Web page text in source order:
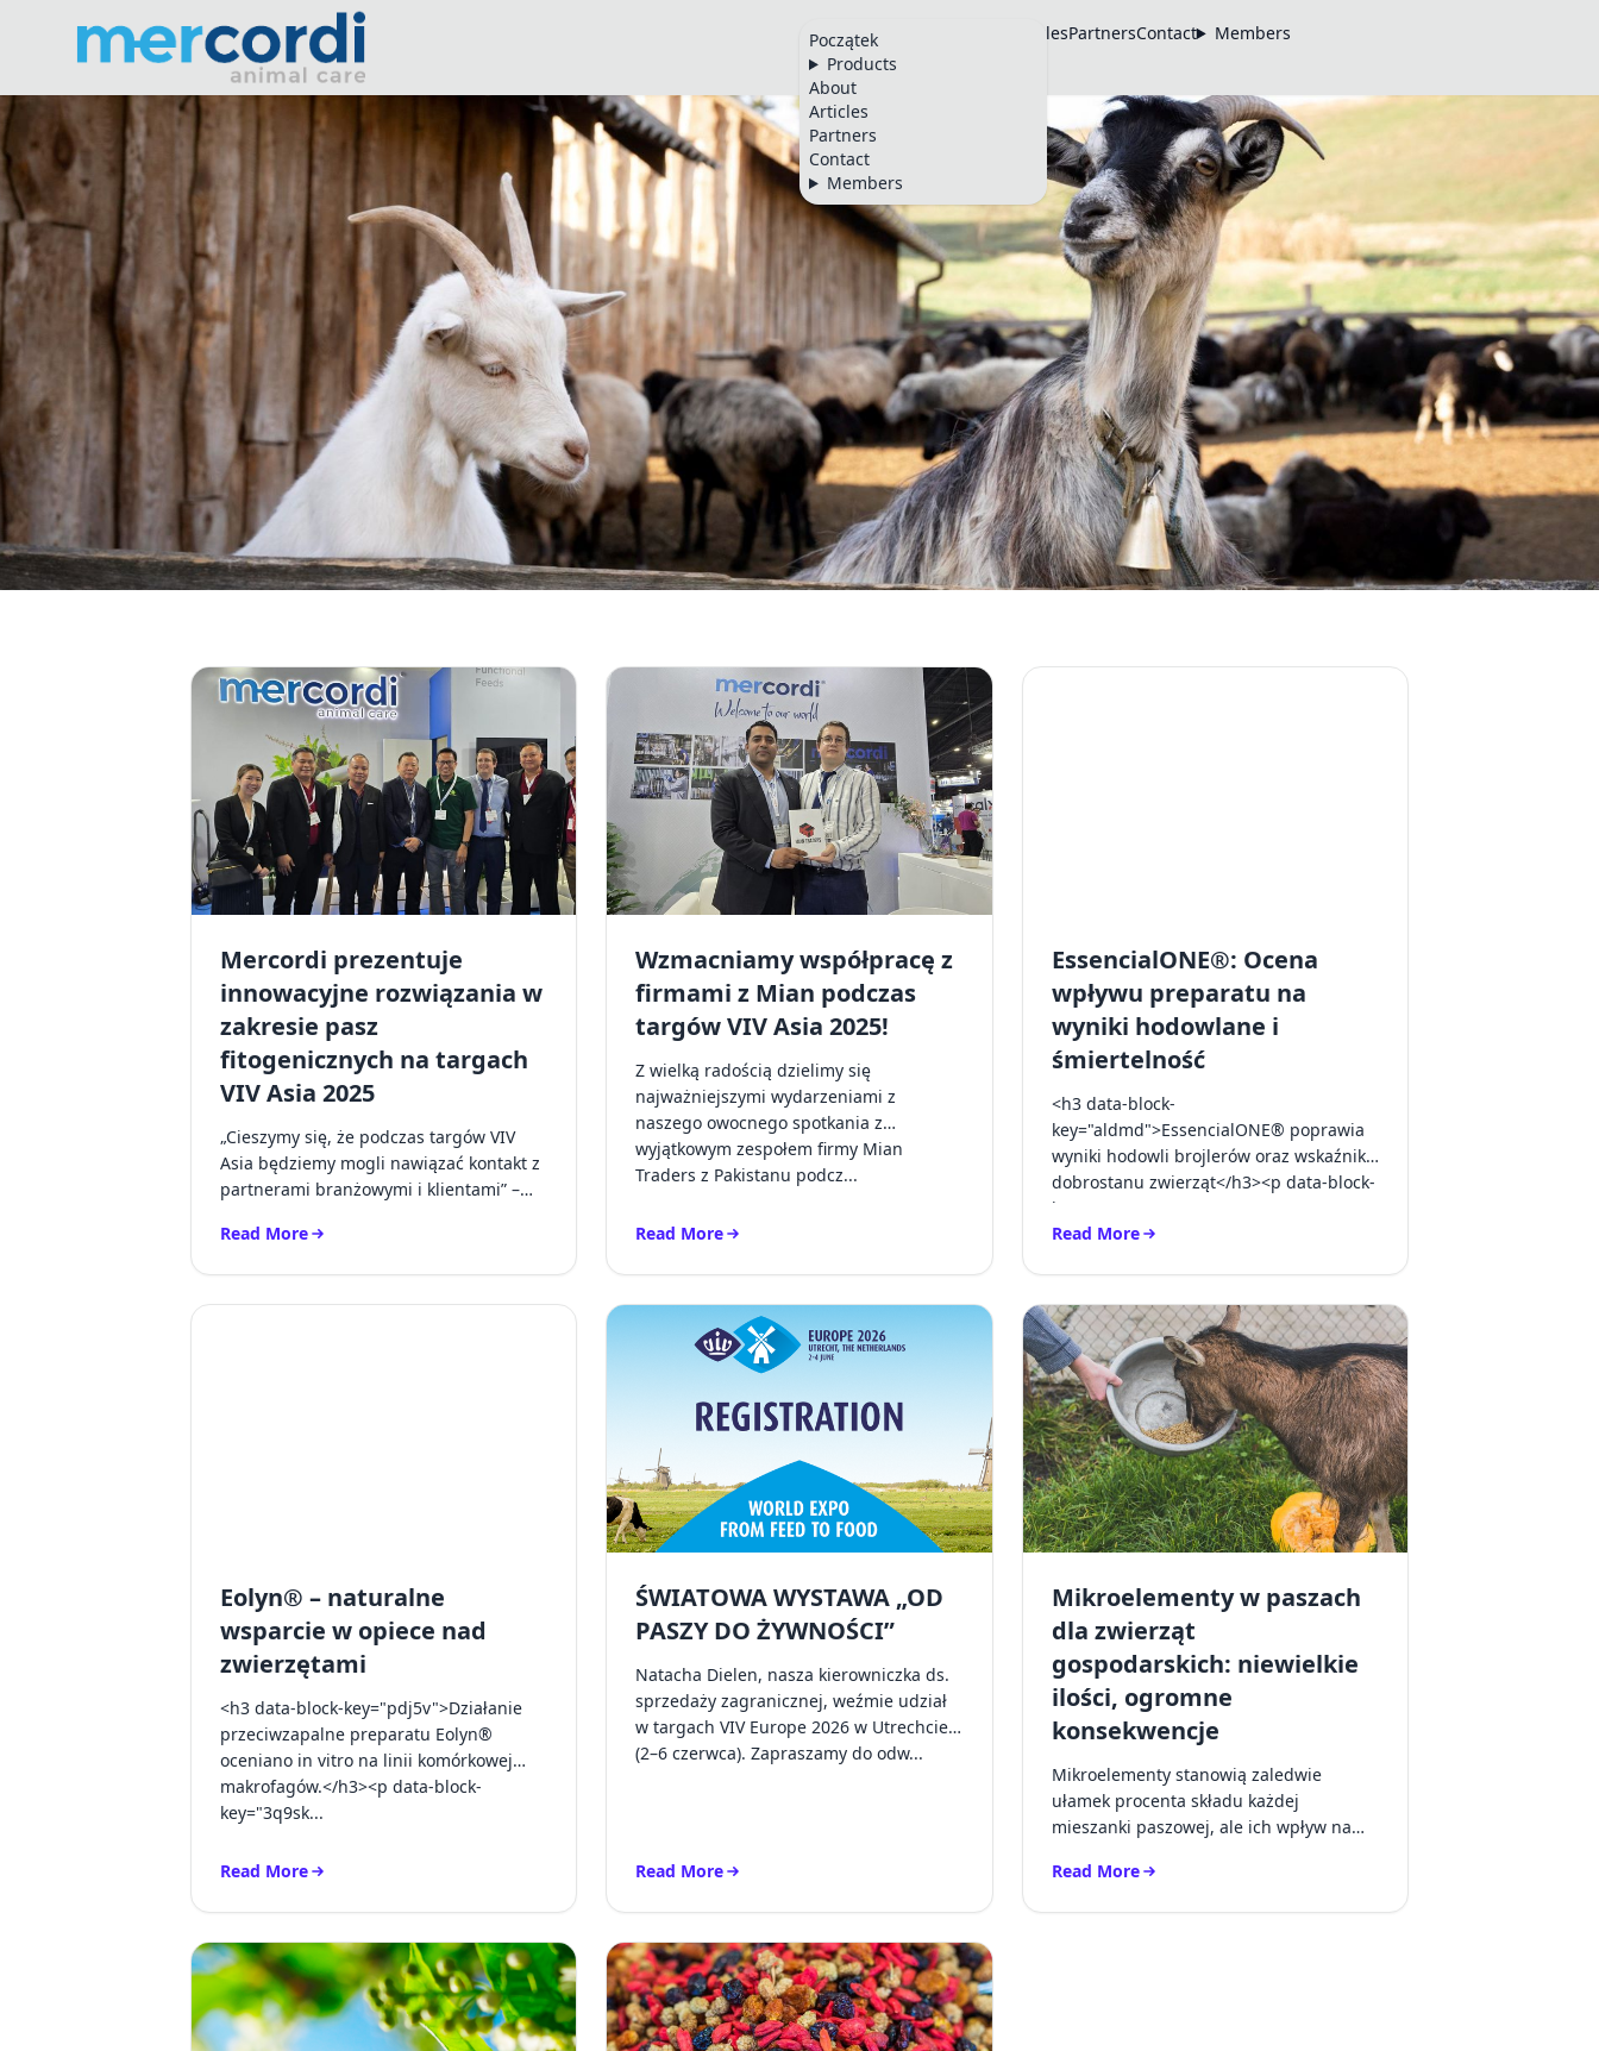
Początek
Products
About
Articles
Partners
Contact
Members
Początek ArticlesPartnersContact Members
🇵🇱
Our Articles
Mercordi prezentuje
innowacyjne rozwiązania w
zakresie pasz
fitogenicznych na targach
VIV Asia 2025
„Cieszymy się, że podczas targów VIV
Asia będziemy mogli nawiązać kontakt z
partnerami branżowymi i klientami” –
Read More
Read more about Mercordi prezentuje innowacyjne rozwiązania w zakresie pasz fitogenicznych na targach VIV Asia 2025
Wzmacniamy współpracę z
firmami z Mian podczas
targów VIV Asia 2025!
Z wielką radością dzielimy się
najważniejszymi wydarzeniami z
naszego owocnego spotkania z
wyjątkowym zespołem firmy Mian
Traders z Pakistanu podcz...
Read More
Read more about Wzmacniamy współpracę z firmami z Mian podczas targów VIV Asia 2025!
EssencialONE®: Ocena
wpływu preparatu na
wyniki hodowlane i
śmiertelność
<h3 data-block-
key="aldmd">EssencialONE® poprawia
wyniki hodowli brojlerów oraz wskaźniki
dobrostanu zwierząt</h3><p data-block-
key="8op29">W ramac...
Read More
Read more about EssencialONE®: Ocena wpływu preparatu na
Eolyn® – naturalne
wsparcie w opiece nad
zwierzętami
<h3 data-block-key="pdj5v">Działanie
przeciwzapalne preparatu Eolyn®
oceniano in vitro na linii komórkowej
makrofagów.</h3><p data-block-
key="3q9sk...
Read More
Read more about Eolyn® – naturalne wsparcie w opiece nad zwierzętami
ŚWIATOWA WYSTAWA „OD
PASZY DO ŻYWNOŚCI”
Natacha Dielen, nasza kierowniczka ds.
sprzedaży zagranicznej, weźmie udział
w targach VIV Europe 2026 w Utrechcie
(2–6 czerwca). Zapraszamy do odw...
Read More
Read more about ŚWIATOWA WYSTAWA „OD PASZY DO ŻYWNOŚCI”
Mikroelementy w paszach
dla zwierząt
gospodarskich: niewielkie
ilości, ogromne
konsekwencje
Mikroelementy stanowią zaledwie
ułamek procenta składu każdej
mieszanki paszowej, ale ich wpływ na
rentowność jest n...
Read More
Read more about Mikroelementy w paszach dla zwierząt